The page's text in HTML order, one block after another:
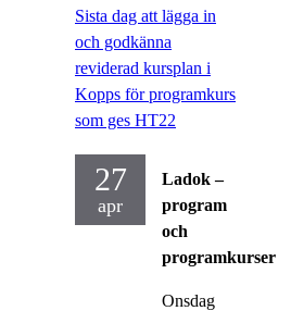
Sista dag att lägga in
och godkänna
reviderad kursplan i
Kopps för programkurs
som ges HT22
27
apr
Ladok –
program
och
programkurser
Onsdag